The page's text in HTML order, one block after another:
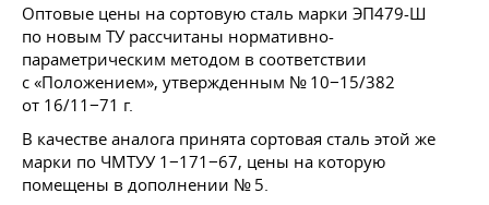
Оптовые цены на сортовую сталь марки ЭП479-Ш
по новым ТУ рассчитаны нормативно-
параметрическим методом в соответствии
с «Положением», утвержденным № 10−15/382
от 16/11−71 г.
В качестве аналога принята сортовая сталь этой же
марки по ЧМТУУ 1−171−67, цены на которую
помещены в дополнении № 5.